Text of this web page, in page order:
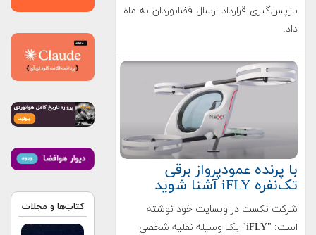
بازپس‌گیری قرارداد ارسال فضانوردان به ماه
داد.
با پرنده عمودپرواز برقی
تک‌نفره iFLY آشنا شوید
شرکت نکست در وبسایت خود نوشته
است: "iFLY" یک وسیله نقلیه شخصی
کتاب‌ها و مجلات